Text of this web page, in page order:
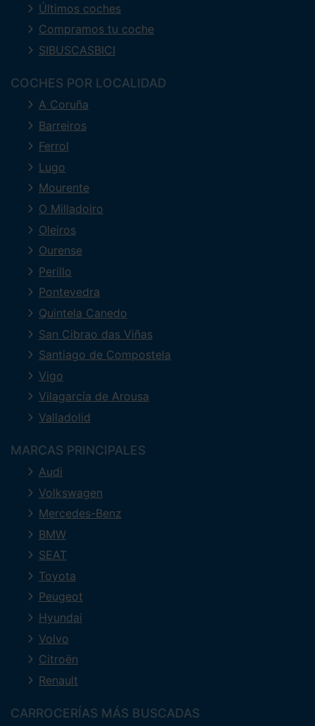
Últimos coches
Compramos tu coche
SIBUSCASBICI
COCHES POR LOCALIDAD
A Coruña
Barreiros
Ferrol
Lugo
Mourente
O Milladoiro
Oleiros
Ourense
Perillo
Pontevedra
Quintela Canedo
San Cibrao das Viñas
Santiago de Compostela
Vigo
Vilagarcía de Arousa
Valladolid
MARCAS PRINCIPALES
Audi
Volkswagen
Mercedes-Benz
BMW
SEAT
Toyota
Peugeot
Hyundai
Volvo
Citroën
Renault
CARROCERÍAS MÁS BUSCADAS